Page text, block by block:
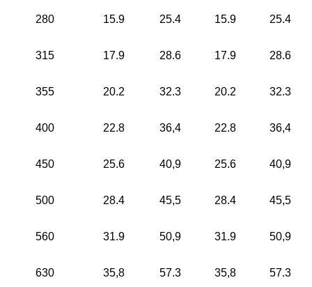
280 15.9 25.4 15.9 25.4
315 17.9 28.6 17.9 28.6
355 20.2 32.3 20.2 32.3
400 22.8 36,4 22.8 36,4
450 25.6 40,9 25.6 40,9
500 28.4 45,5 28.4 45,5
560 31.9 50,9 31.9 50,9
630 35,8 57.3 35,8 57.3